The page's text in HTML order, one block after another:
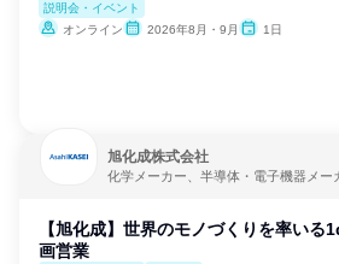
説明会・イベント
オンライン
2026年8月・9月 1日
旭化成株式会社
化学メーカー、半導体・電子機器メー
【旭化成】世界のモノづくりを率いる
画営業